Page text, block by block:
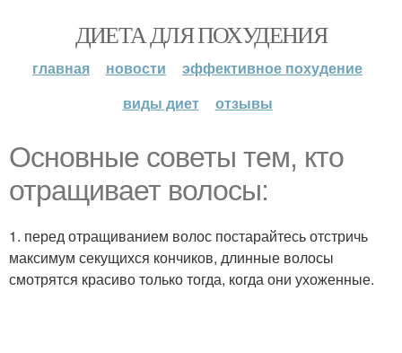
ДИЕТА ДЛЯ ПОХУДЕНИЯ
главная новости
эффективное похудение
виды диет
отзывы
Основные советы тем, кто
отращивает волосы:
1. перед отращиванием волос постарайтесь отстричь
максимум секущихся кончиков, длинные волосы
смотрятся красиво только тогда, когда они ухоженные.